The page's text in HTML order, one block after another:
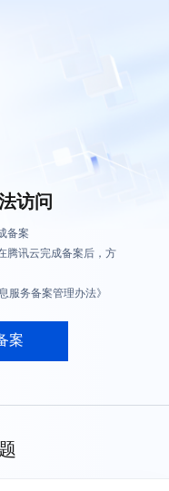
访问
备案
腾讯云完成备案后，方
服务备案管理办法》
案